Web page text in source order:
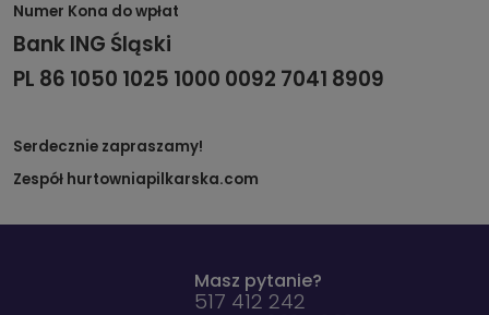
Numer Kona do wpłat
Bank ING Śląski
PL 86 1050 1025 1000 0092 7041 8909
Serdecznie zapraszamy!
Zespół hurtowniapilkarska.com
Masz pytanie?
517 412 242